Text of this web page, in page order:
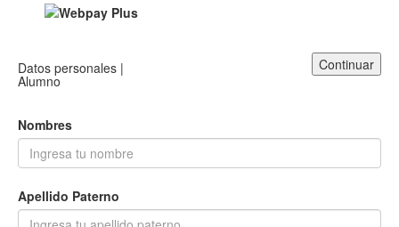
Continuar
Datos personales |
Alumno
Nombres
Apellido Paterno